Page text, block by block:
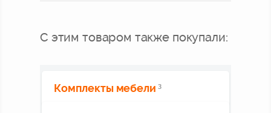
С этим товаром также покупали:
Комплекты мебели 3